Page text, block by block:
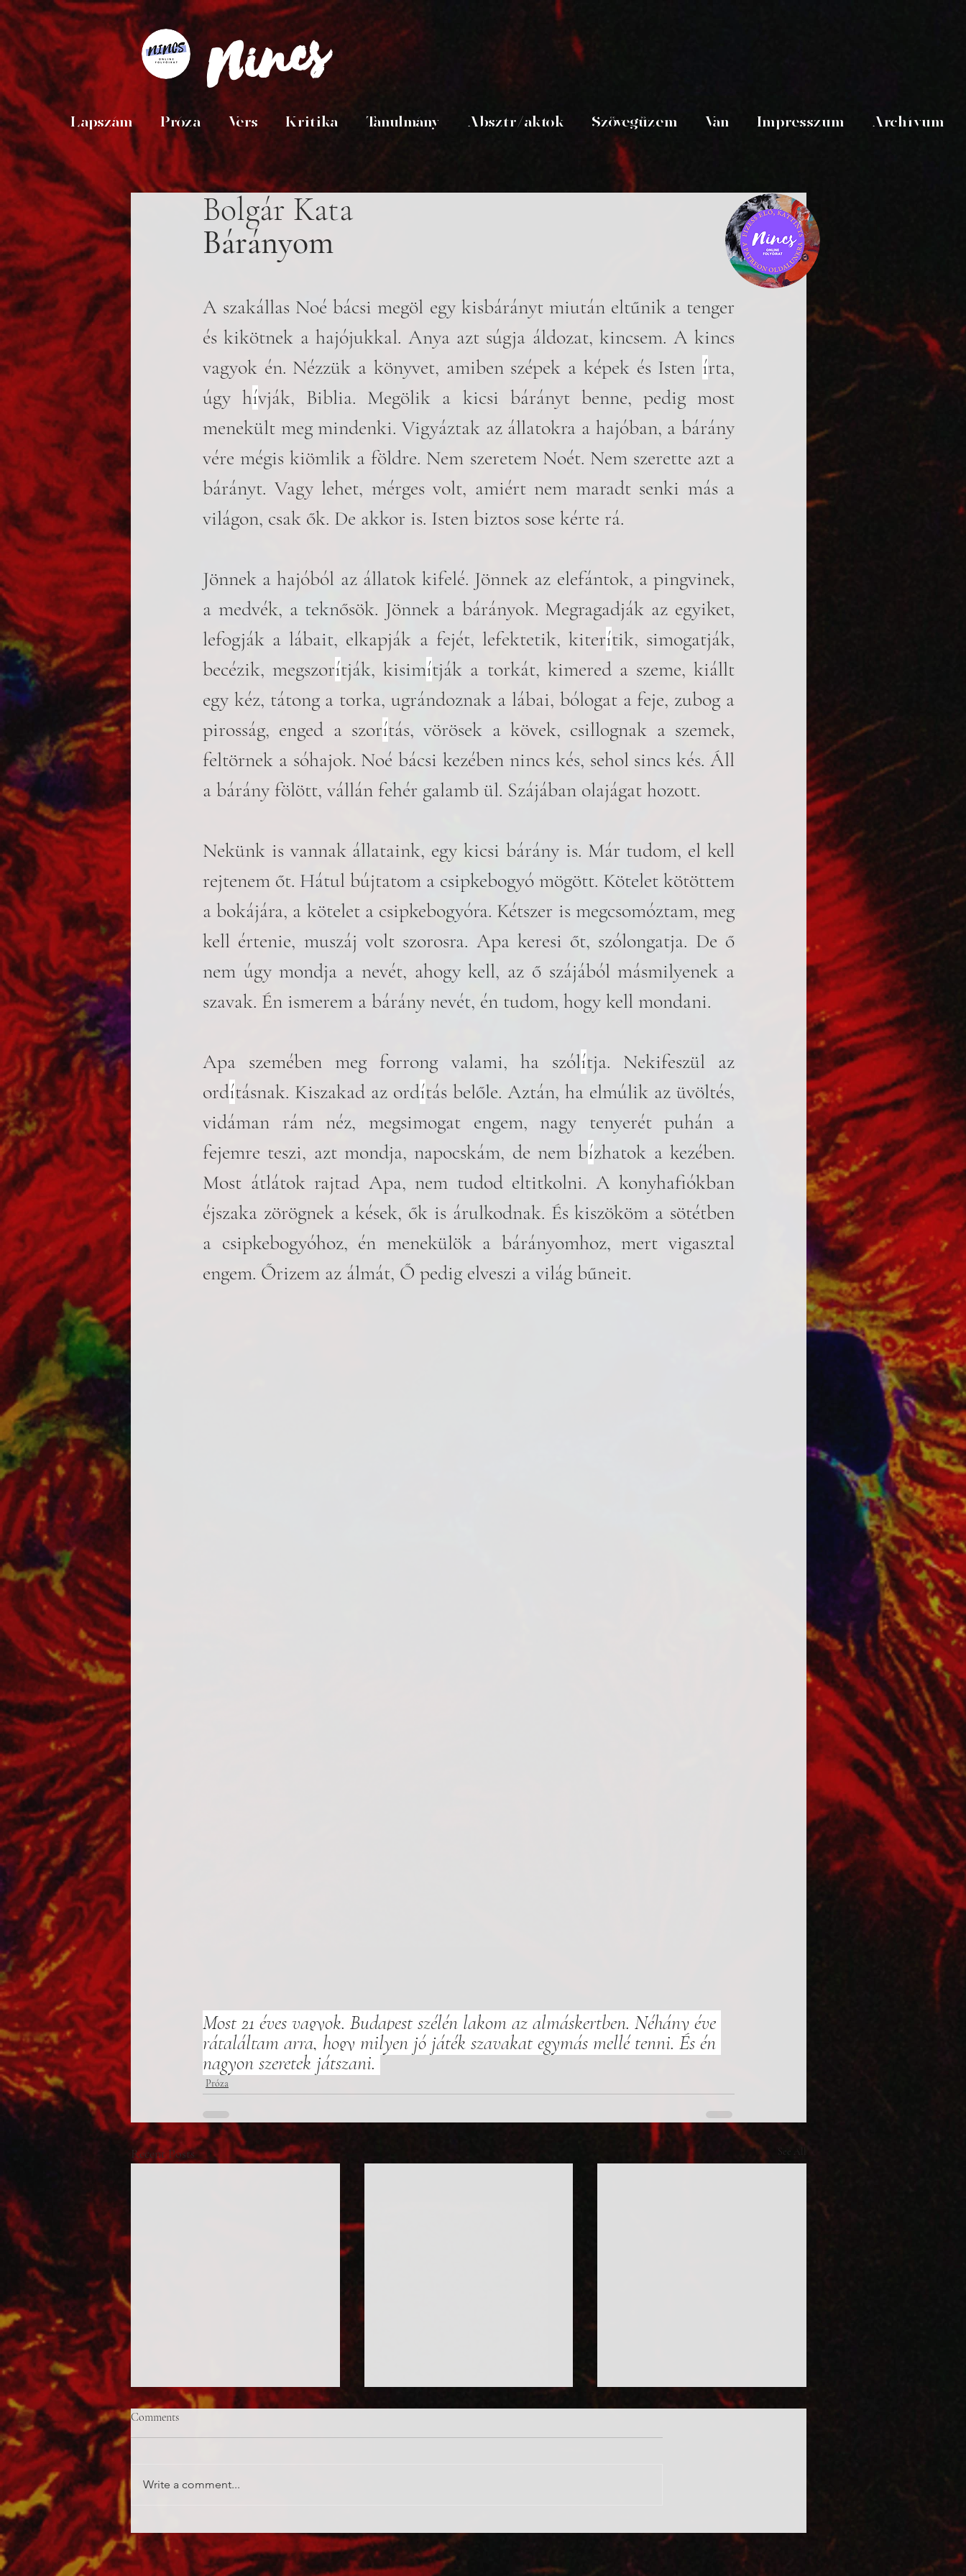
Nincs
Lapszám Próza Vers Kritika Tanulmány Absztr/aktok Szövegüzem Van Impresszum Archívum
Bolgár Kata
Bárányom
A szakállas Noé bácsi megöl egy kisbárányt miután eltűnik a tenger
és kikötnek a hajójukkal. Anya azt súgja áldozat, kincsem. A kincs
vagyok én. Nézzük a könyvet, amiben szépek a képek és Isten írta,
úgy hívják, Biblia. Megölik a kicsi bárányt benne, pedig most
menekült meg mindenki. Vigyáztak az állatokra a hajóban, a bárány
vére mégis kiömlik a földre. Nem szeretem Noét. Nem szerette azt a
bárányt. Vagy lehet, mérges volt, amiért nem maradt senki más a
világon, csak ők. De akkor is. Isten biztos sose kérte rá.
Jönnek a hajóból az állatok kifelé. Jönnek az elefántok, a pingvinek,
a medvék, a teknősök. Jönnek a bárányok. Megragadják az egyiket,
lefogják a lábait, elkapják a fejét, lefektetik, kiterítik, simogatják,
becézik, megszorítják, kisimítják a torkát, kimered a szeme, kiállt
egy kéz, tátong a torka, ugrándoznak a lábai, bólogat a feje, zubog a
pirosság, enged a szorítás, vörösek a kövek, csillognak a szemek,
feltörnek a sóhajok. Noé bácsi kezében nincs kés, sehol sincs kés. Áll
a bárány fölött, vállán fehér galamb ül. Szájában olajágat hozott.
Nekünk is vannak állataink, egy kicsi bárány is. Már tudom, el kell
rejtenem őt. Hátul bújtatom a csipkebogyó mögött. Kötelet kötöttem
a bokájára, a kötelet a csipkebogyóra. Kétszer is megcsomóztam, meg
kell értenie, muszáj volt szorosra. Apa keresi őt, szólongatja. De ő
nem úgy mondja a nevét, ahogy kell, az ő szájából másmilyenek a
szavak. Én ismerem a bárány nevét, én tudom, hogy kell mondani.
Apa szemében meg forrong valami, ha szólítja. Nekifeszül az
ordításnak. Kiszakad az ordítás belőle. Aztán, ha elmúlik az üvöltés,
vidáman rám néz, megsimogat engem, nagy tenyerét puhán a
fejemre teszi, azt mondja, napocskám, de nem bízhatok a kezében.
Most átlátok rajtad Apa, nem tudod eltitkolni. A konyhafiókban
éjszaka zörögnek a kések, ők is árulkodnak. És kiszököm a sötétben
a csipkebogyóhoz, én menekülök a bárányomhoz, mert vigasztal
engem. Őrizem az álmát, Ő pedig elveszi a világ bűneit.
Most 21 éves vagyok. Budapest szélén lakom az almáskertben. Néhány éve
rátaláltam arra, hogy milyen jó játék szavakat egymás mellé tenni. És én
nagyon szeretek játszani.
Próza
Recent Posts See All
Centauromachy
Azért ugye majd vigyáztok rá? /
Comments
Write a comment...